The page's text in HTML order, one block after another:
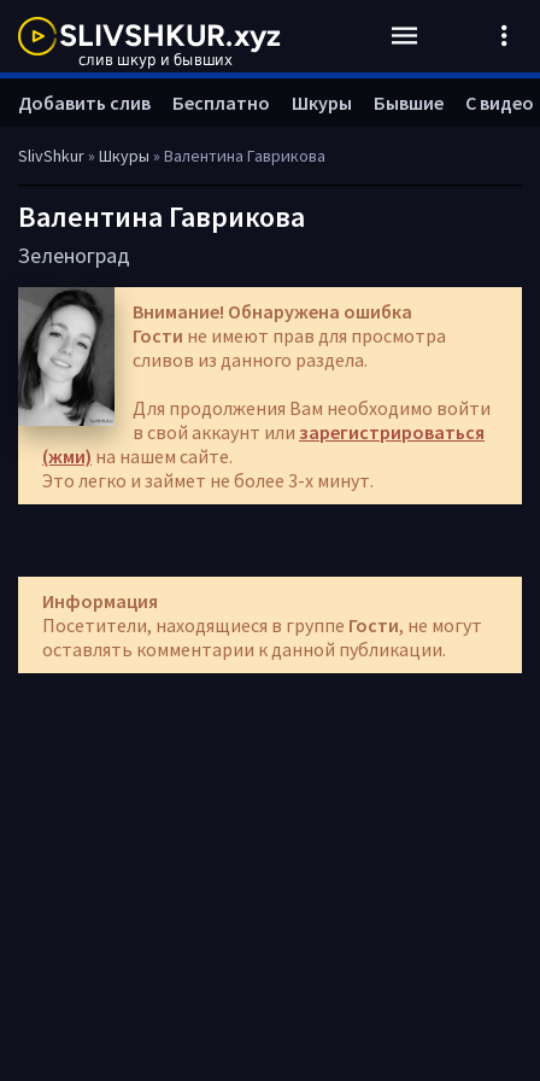
SlivShkur» Шкуры » Валентина Гаврикова
Валентина Гаврикова
Зеленоград
Внимание! Обнаружена ошибка
Гости не имеют прав для просмотра
сливов из данного раздела.
Для продолжения Вам необходимо войти
в свой аккаунт или зарегистрироваться
(жми) на нашем сайте.
Это легко и займет не более 3-х минут.
Информация
Посетители, находящиеся в группе Гости, не могут
оставлять комментарии к данной публикации.
Добавить слив Бесплатно Шкуры Бывшие С видео